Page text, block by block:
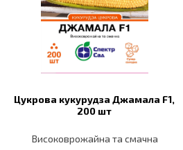
Цукрова кукурудза Джамала F1,
200 шт
Високоврожайна та смачна